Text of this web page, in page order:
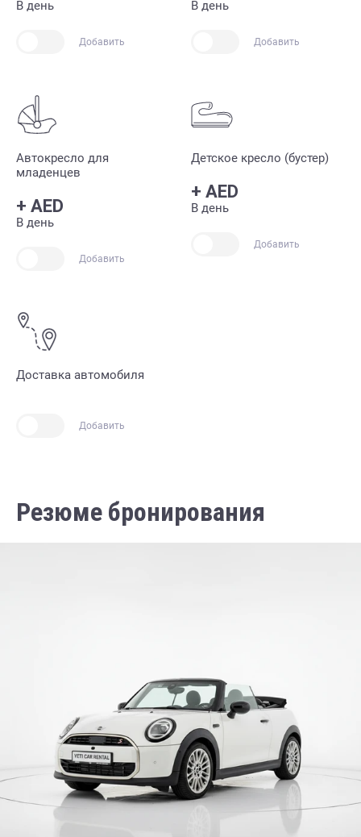
В день
Добавить
В день
Добавить
Автокресло для
младенцев
+ AED
В день
Добавить
Детское кресло (бустер)
+ AED
В день
Добавить
Доставка автомобиля
Добавить
Резюме бронирования